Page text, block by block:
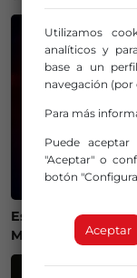
Estos son los
Merindades para
Utilizamos
analíticos y
base a un
navegación (por
Para más
Puede
"Aceptar" o
botón
Aceptar